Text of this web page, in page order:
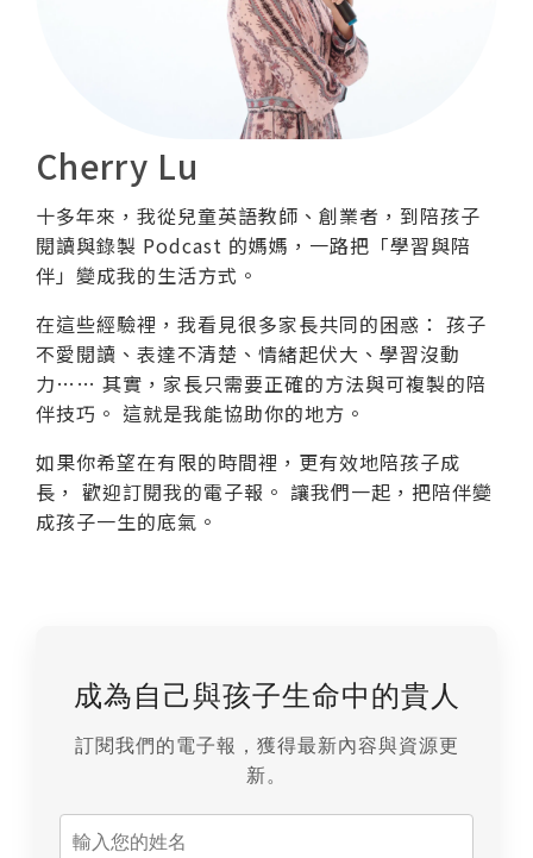
Cherry Lu
十多年來，我從兒童英語教師、創業者，到陪孩子
閱讀與錄製 Podcast 的媽媽，一路把「學習與陪
伴」變成我的生活方式。
在這些經驗裡，我看見很多家長共同的困惑： 孩子
不愛閱讀、表達不清楚、情緒起伏大、學習沒動
力…… 其實，家長只需要正確的方法與可複製的陪
伴技巧。 這就是我能協助你的地方。
如果你希望在有限的時間裡，更有效地陪孩子成
長， 歡迎訂閱我的電子報。 讓我們一起，把陪伴變
成孩子一生的底氣。
成為自己與孩子生命中的貴人
訂閱我們的電子報，獲得最新內容與資源更
新。